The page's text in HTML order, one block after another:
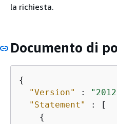
la richiesta.
Documento di
{
"Version"
:
"Statement"
: [
{